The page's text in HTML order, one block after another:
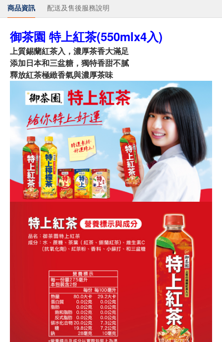
商品資訊 配送及售後服務說明
御茶園 特上紅茶(550mlx4入)
上質錫蘭紅茶入，濃厚茶香大滿足
添加日本和三盆糖，獨特香甜不膩
釋放紅茶極緻香氣與濃厚茶味